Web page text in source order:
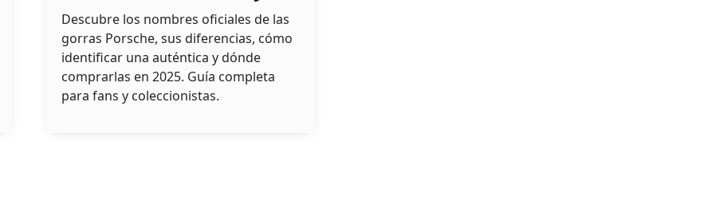
cómo distinguirlas
Descubre los nombres oficiales de las
gorras Porsche, sus diferencias, cómo
identificar una auténtica y dónde
comprarlas en 2025. Guía completa
para fans y coleccionistas.